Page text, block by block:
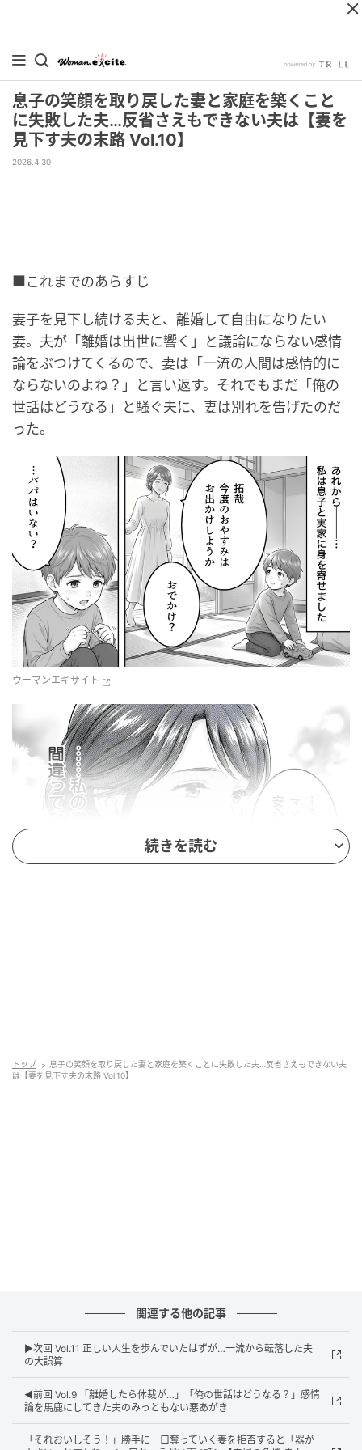
息子の笑顔を取り戻した妻と家庭を築くこと
に失敗した夫…反省さえもできない夫は【妻を
見下す夫の末路 Vol.10】
2026.4.30
■これまでのあらすじ
妻子を見下し続ける夫と、離婚して自由になりたい
妻。夫が「離婚は出世に響く」と議論にならない感情
論をぶつけてくるので、妻は「一流の人間は感情的に
ならないのよね？」と言い返す。それでもまだ「俺の
世話はどうなる」と騒ぐ夫に、妻は別れを告げたのだ
った。
ウーマンエキサイト
ウーマンエキサイト
続きを読む
トップ
息子の笑顔を取り戻した妻と家庭を築くことに失敗した夫…反省さえもできない夫
は【妻を見下す夫の末路 Vol.10】
関連する他の記事
▶︎次回 Vol.11 正しい人生を歩んでいたはずが…一流から転落した夫
の大誤算
◀︎前回 Vol.9 「離婚したら体裁が…」「俺の世話はどうなる？」感情
論を馬鹿にしてきた夫のみっともない悪あがき
「それおいしそう！」勝手に一口奪っていく妻を拒否すると「器が